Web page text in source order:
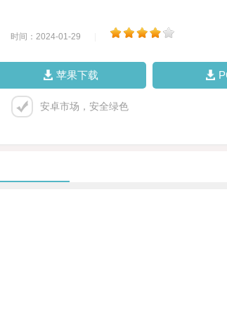
时间：2024-01-29
苹果下载
安卓市场，安全绿色